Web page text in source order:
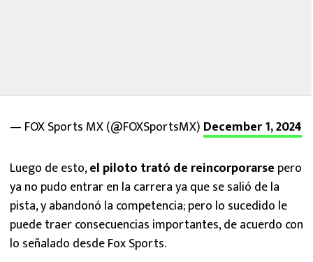
— FOX Sports MX (@FOXSportsMX) December 1, 2024
Luego de esto,el piloto trató de reincorporarse pero
ya no pudo entrar en la carrera ya que se salió de la
pista, y abandonó la competencia; pero lo sucedido le
puede traer consecuencias importantes, de acuerdo con
lo señalado desde Fox Sports.